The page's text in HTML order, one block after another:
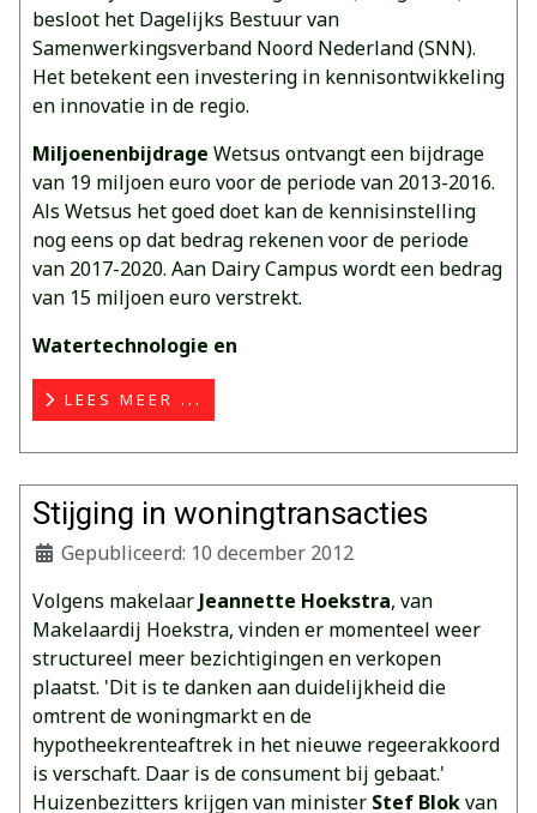
besloot het Dagelijks Bestuur van
Samenwerkingsverband Noord Nederland (SNN).
Het betekent een investering in kennisontwikkeling
en innovatie in de regio.
Miljoenenbijdrage Wetsus ontvangt een bijdrage
van 19 miljoen euro voor de periode van 2013-2016.
Als Wetsus het goed doet kan de kennisinstelling
nog eens op dat bedrag rekenen voor de periode
van 2017-2020. Aan Dairy Campus wordt een bedrag
van 15 miljoen euro verstrekt.
Watertechnologie en
LEES MEER ...
Stijging in woningtransacties
Gepubliceerd: 10 december 2012
Volgens makelaar Jeannette Hoekstra, van
Makelaardij Hoekstra, vinden er momenteel weer
structureel meer bezichtigingen en verkopen
plaatst. 'Dit is te danken aan duidelijkheid die
omtrent de woningmarkt en de
hypotheekrenteaftrek in het nieuwe regeerakkoord
is verschaft. Daar is de consument bij gebaat.'
Huizenbezitters krijgen van minister Stef Blokvan